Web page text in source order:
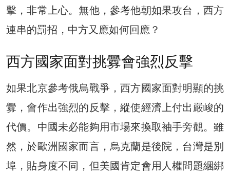
擊，非常上心。無他，參考他朝如果攻台，西方
連串的罰招，中方又應如何回應？
西方國家面對挑釁會強烈反擊
如果北京參考俄烏戰爭，西方國家面對明顯的挑
釁，會作出強烈的反擊，縱使經濟上付出嚴峻的
代價。中國未必能夠用市場來換取袖手旁觀。雖
然，於歐洲國家而言，烏克蘭是後院，台灣是別
埠，貼身度不同，但美國肯定會用人權問題綑綁